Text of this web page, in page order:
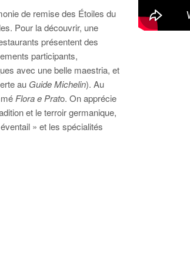
de remise des Étoiles du
Pour la découvrir, une
présentent des
participants,
avec une belle maestria, et
au Guide Michelin). Au
Flora e Prato. On apprécie
et le terroir germanique,
» et les spécialités